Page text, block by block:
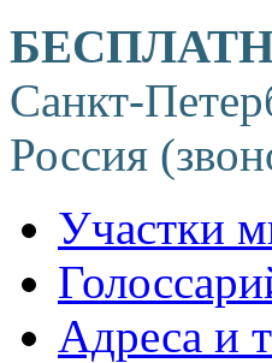
Санкт-
Россия
Участки
Адреса и